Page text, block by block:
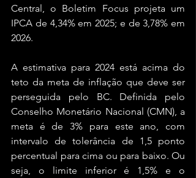
Central, o Boletim Focus projeta um
IPCA de 4,34% em 2025; e de 3,78% em
2026.
A estimativa para 2024 está acima do
teto da meta de inflação que deve ser
perseguida pelo BC. Definida pelo
Conselho Monetário Nacional (CMN), a
meta é de 3% para este ano, com
intervalo de tolerância de 1,5 ponto
percentual para cima ou para baixo. Ou
seja, o limite inferior é 1,5% e o